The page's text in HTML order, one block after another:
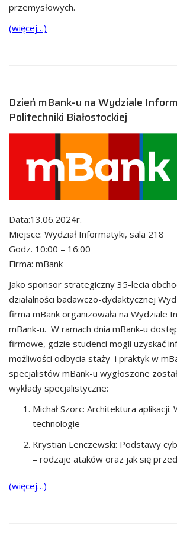
przemysłowych.
(więcej…)
Dzień mBank-u na Wydziale
Politechniki Białostockiej
Data:13.06.2024r.
Miejsce: Wydział Informatyki, sala 218
Godz. 10:00 – 16:00
Firma: mBank
Jako sponsor strategiczny 35-lecia
działalności badawczo-dydaktycznej
firma mBank organizowała na Wydziale
mBank-u. W ramach dnia mBank-u
firmowe, gdzie studenci mogli uzyskać
możliwości odbycia staży i praktyk w
specjalistów mBank-u wygłoszone
wykłady specjalistyczne:
Michał Szorc: Architektura aplikacji:
technologie
Krystian Lenczewski: Podstawy
– rodzaje ataków oraz jak się
(więcej…)